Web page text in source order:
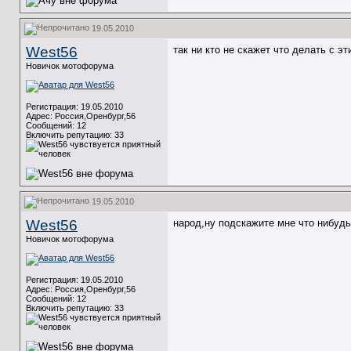
19.05.2010
West56
Новичок мотофорума
Регистрация: 19.05.2010
Адрес: Россия,Оренбург,56
Сообщений: 12
Включить репутацию: 33
так ни кто не скажет что делать с
19.05.2010
West56
Новичок мотофорума
Регистрация: 19.05.2010
Адрес: Россия,Оренбург,56
Сообщений: 12
Включить репутацию: 33
народ,ну подскажите мне что